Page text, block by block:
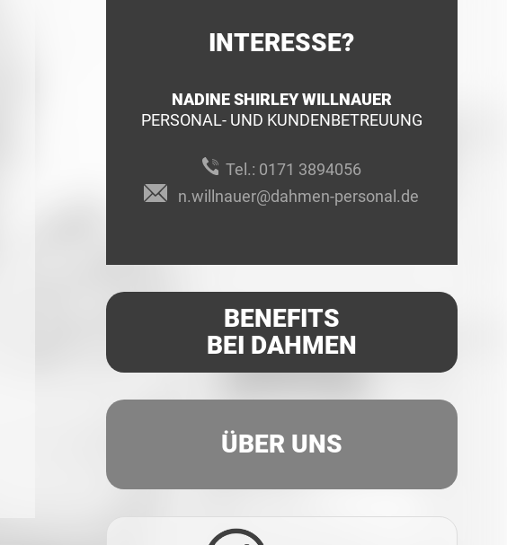
INTERESSE?
NADINE SHIRLEY WILLNAUER
PERSONAL- UND KUNDENBETREUUNG
Tel.: 0171 3894056
n.willnauer@dahmen-personal.de
BENEFITS
BEI DAHMEN
ÜBER UNS